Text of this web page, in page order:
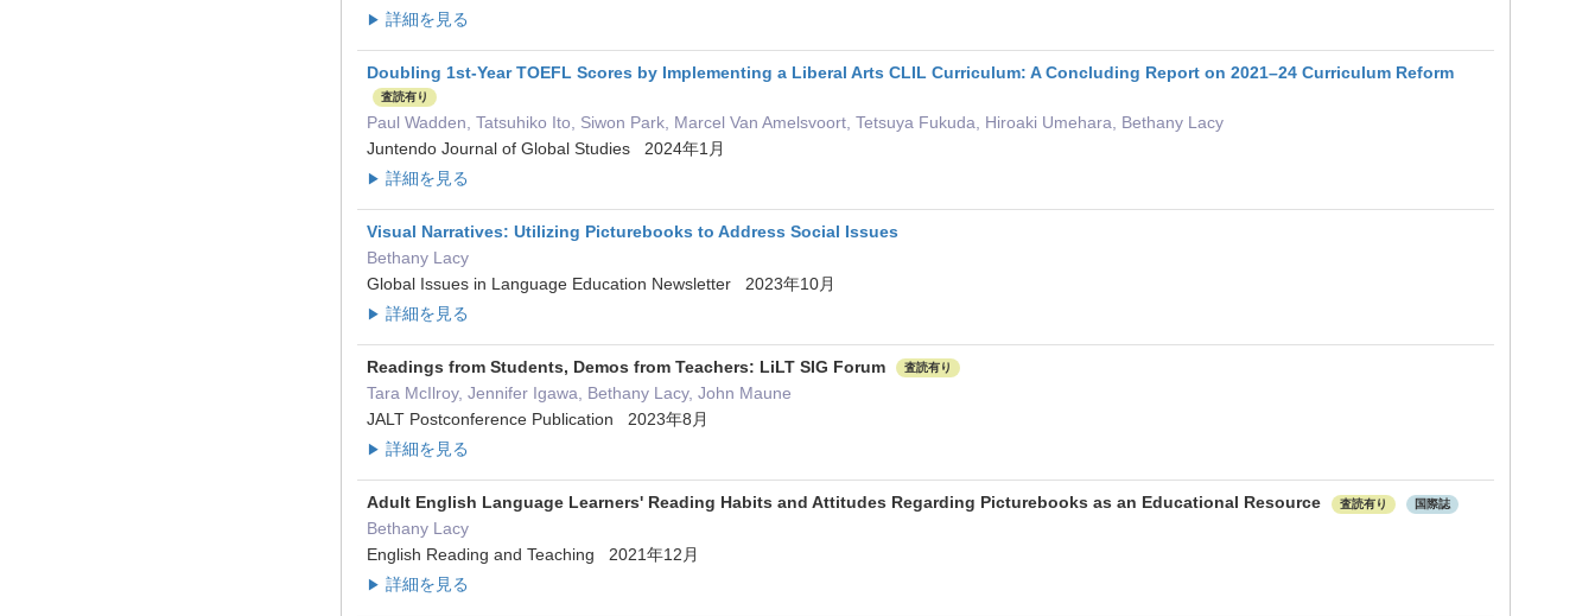
▶ 詳細を見る
Doubling 1st-Year TOEFL Scores by Implementing a Liberal Arts CLIL Curriculum: A Concluding Report on 2021–24 Curriculum Reform
査読有り
Paul Wadden, Tatsuhiko Ito, Siwon Park, Marcel Van Amelsvoort, Tetsuya Fukuda, Hiroaki Umehara, Bethany Lacy
Juntendo Journal of Global Studies 2024年1月
▶ 詳細を見る
Visual Narratives: Utilizing Picturebooks to Address Social Issues
Bethany Lacy
Global Issues in Language Education Newsletter 2023年10月
▶ 詳細を見る
Readings from Students, Demos from Teachers: LiLT SIG Forum 査読有り
Tara McIlroy, Jennifer Igawa, Bethany Lacy, John Maune
JALT Postconference Publication 2023年8月
▶ 詳細を見る
Adult English Language Learners' Reading Habits and Attitudes Regarding Picturebooks as an Educational Resource 査読有り 国際誌
Bethany Lacy
English Reading and Teaching 2021年12月
▶ 詳細を見る